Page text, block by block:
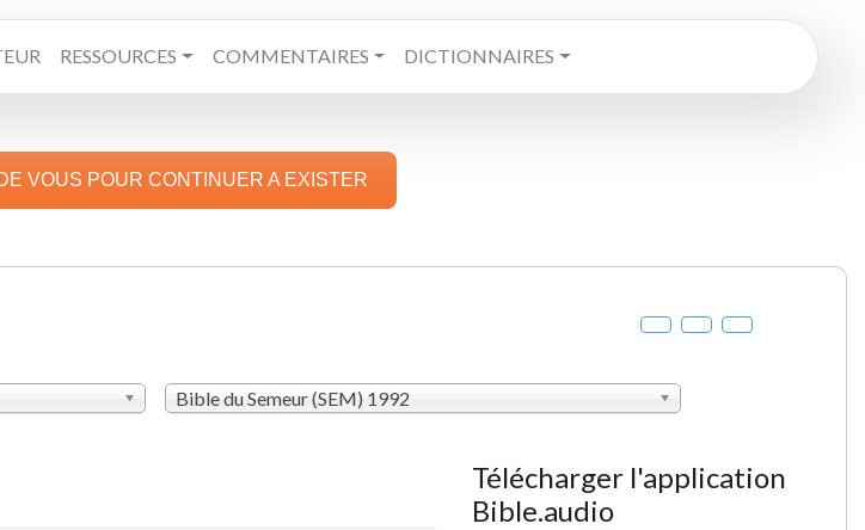
RESSOURCES COMMENTAIRES DICTIONNAIRES
VOUS POUR CONTINUER A EXISTER
Bible du Semeur (SEM) 1992
Télécharger l'application
Bible.audio